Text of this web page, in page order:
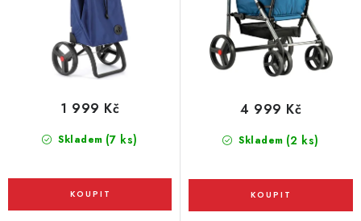
Skladem (7 ks)
1 999 Kč
Skladem (2 ks)
4 999 Kč